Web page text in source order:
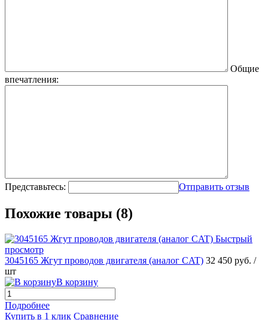
Общие
впечатления:
Представьтесь: Отправить отзыв
Похожие товары (8)
Быстрый
просмотр
3045165 Жгут проводов двигателя (аналог CAT) 32 450 руб. /
шт
В корзину
Подробнее
Купить в 1 клик Сравнение